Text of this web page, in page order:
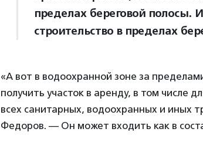
пределах береговой
строительство в пределах
«А вот в водоохранной зоне за
получить участок в аренду, в том числе
всех санитарных, водоохранных и иных
Федоров. — Он может входить как в